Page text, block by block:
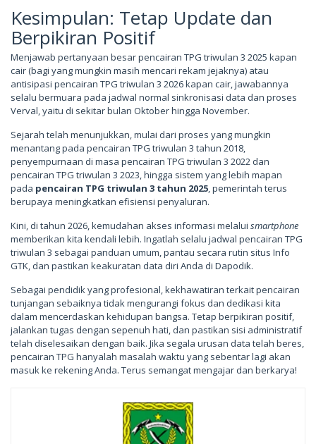
Kesimpulan: Tetap Update dan
Berpikiran Positif
Menjawab pertanyaan besar pencairan TPG triwulan 3 2025 kapan
cair (bagi yang mungkin masih mencari rekam jejaknya) atau
antisipasi pencairan TPG triwulan 3 2026 kapan cair, jawabannya
selalu bermuara pada jadwal normal sinkronisasi data dan proses
Verval, yaitu di sekitar bulan Oktober hingga November.
Sejarah telah menunjukkan, mulai dari proses yang mungkin
menantang pada pencairan TPG triwulan 3 tahun 2018,
penyempurnaan di masa pencairan TPG triwulan 3 2022 dan
pencairan TPG triwulan 3 2023, hingga sistem yang lebih mapan
pada pencairan TPG triwulan 3 tahun 2025, pemerintah terus
berupaya meningkatkan efisiensi penyaluran.
Kini, di tahun 2026, kemudahan akses informasi melalui smartphone
memberikan kita kendali lebih. Ingatlah selalu jadwal pencairan TPG
triwulan 3 sebagai panduan umum, pantau secara rutin situs Info
GTK, dan pastikan keakuratan data diri Anda di Dapodik.
Sebagai pendidik yang profesional, kekhawatiran terkait pencairan
tunjangan sebaiknya tidak mengurangi fokus dan dedikasi kita
dalam mencerdaskan kehidupan bangsa. Tetap berpikiran positif,
jalankan tugas dengan sepenuh hati, dan pastikan sisi administratif
telah diselesaikan dengan baik. Jika segala urusan data telah beres,
pencairan TPG hanyalah masalah waktu yang sebentar lagi akan
masuk ke rekening Anda. Terus semangat mengajar dan berkarya!